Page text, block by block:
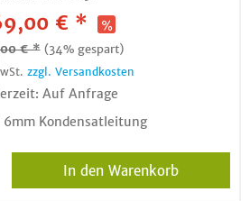
€ *
€ * (34% gespart)
zzgl. Versandkosten
Auf Anfrage
Kondensatleitung
In den Warenkorb